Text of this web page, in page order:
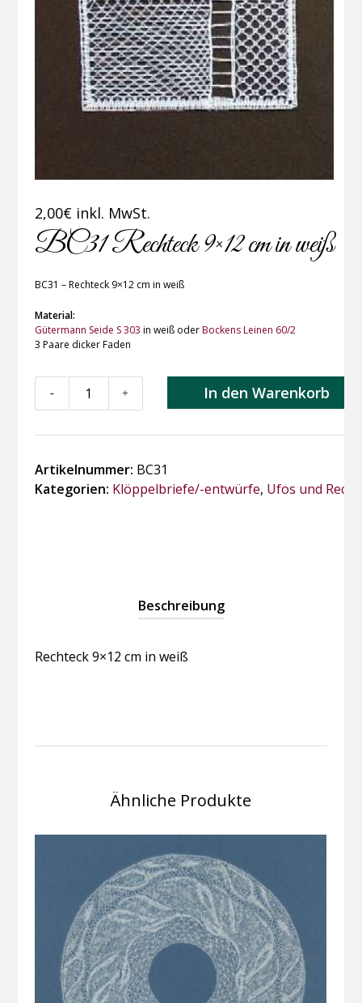
2,00€ inkl. MwSt.
BC31 Rechteck 9×12 cm in weiß
BC31 – Rechteck 9×12 cm in weiß
Material:
Gütermann Seide S 303 in weiß oderBockens Leinen 60/2
3 Paare dicker Faden
Rechteck
in
weiß
Menge
- + In den Warenkorb
Artikelnummer: BC31
Kategorien: Klöppelbriefe/-entwürfe, Ufos und
Beschreibung
Rechteck 9×12 cm in weiß
Ähnliche Produkte